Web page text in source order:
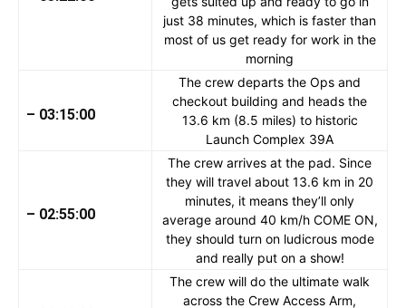
just 38 minutes, which is faster than
most of us get ready for work in the
morning
– 03:15:00
The crew departs the Ops and
checkout building and heads the
13.6 km (8.5 miles) to historic
Launch Complex 39A
– 02:55:00
The crew arrives at the pad. Since
they will travel about 13.6 km in 20
minutes, it means they’ll only
average around 40 km/h COME ON,
they should turn on ludicrous mode
and really put on a show!
The crew will do the ultimate walk
across the Crew Access Arm,